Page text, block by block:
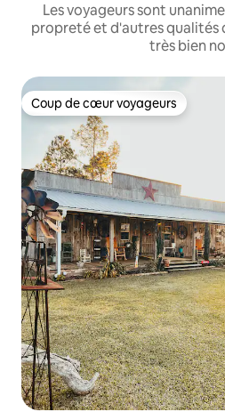
Les voyageurs sont
propreté et d'autres qualités
très bien
Coup de cœur voyageurs
Coup de cœur voyageurs